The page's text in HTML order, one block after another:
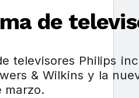
de
televisores Philips
& Wilkins y la
marzo.